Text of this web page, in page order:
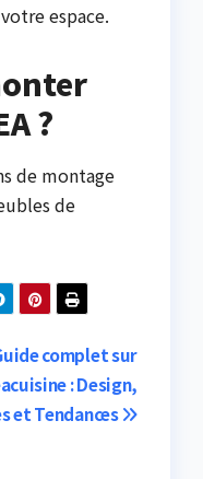
espace.
?
de montage
de
complet sur
: Design,
et Tendances